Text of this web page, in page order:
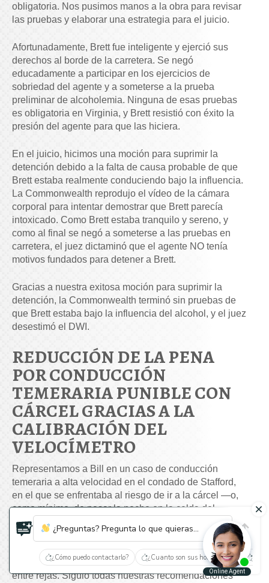
obligatoria. Nos pusimos manos a la obra para revisar
las pruebas y elaborar una estrategia para el juicio.
Afortunadamente, Brett fue inteligente y ejerció sus
derechos al borde de la carretera. Se negó
educadamente a participar en los ejercicios de
sobriedad del agente y a someterse a la prueba
preliminar de alcoholemia. Ninguna de esas pruebas
es obligatoria en Virginia, y Brett resistió con éxito la
presión del agente para que las hiciera.
En el juicio, hicimos una moción para suprimir la
detención debido a la falta de causa probable de que
Brett estaba realmente conduciendo bajo la influencia.
La Commonwealth reprodujo el vídeo de la cámara
corporal para intentar demostrar que Brett parecía
intoxicado. Como Brett estaba tranquilo y sereno, y
como al final se negó a someterse a las pruebas en
carretera, el juez dictaminó que el agente NO tenía
motivos fundados para detener a Brett.
Gracias a nuestra exitosa moción para suprimir la
detención, la Commonwealth terminó sin pruebas de
que Brett estaba bajo la influencia del alcohol, y el juez
desestimó el DWI.
REDUCCIÓN DE LA PENA
POR CONDUCCIÓN
TEMERARIA PUNIBLE CON
CÁRCEL GRACIAS A LA
CALIBRACIÓN DEL
VELOCÍMETRO
Representamos a Bill en un caso de conducción
temeraria a alta velocidad en el condado de Stafford,
en el que se enfrentaba al riesgo de ir a la cárcel —o,
como mínimo, de pasar la noche en la celda del
juzgado—.
Por supuesto, Bill estaba muy nervioso por la posible
condena por delito menor y la pérdida de su libertad
entre rejas. Siguió todas nuestras recomendaciones
¿Preguntas? Pregunta lo que quieras...
¿Cómo puedo contactarlo? ¿Cuanto son sus honorarios?